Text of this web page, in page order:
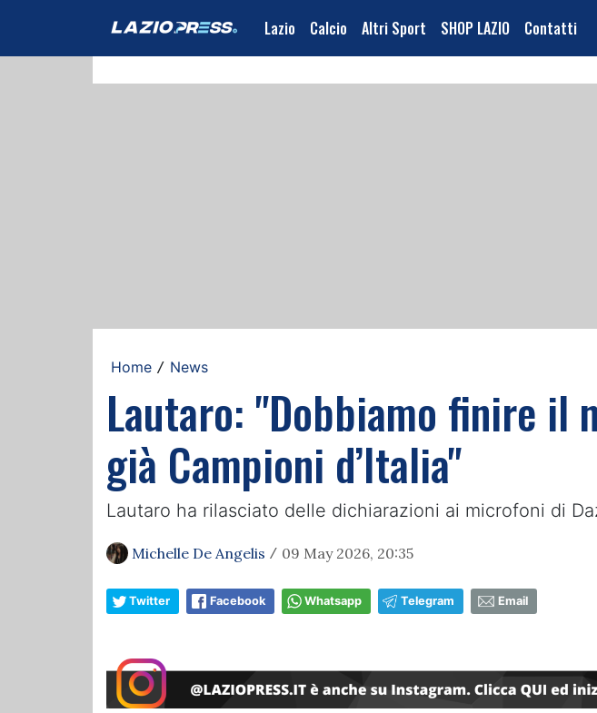
Lazio Calcio Altri Sport SHOP LAZIO Contatti
Home / News
Lautaro: "Dobbiamo finire il
già Campioni d’Italia"
Lautaro ha rilasciato delle dichiarazioni ai microfoni di
Michelle De Angelis / 09 May 2026, 20:35
Twitter Facebook Whatsapp Telegram Email